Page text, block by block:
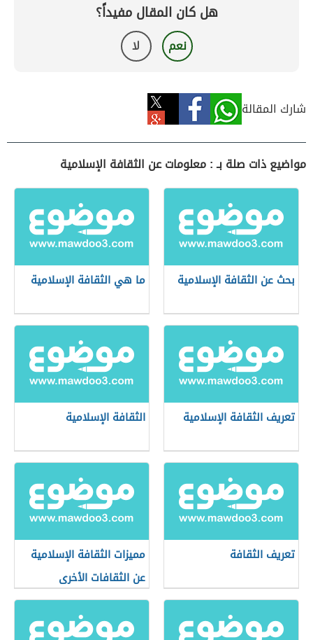
هل كان المقال مفيداً؟
نعم لا
شارك المقالة
مواضيع ذات صلة بـ : معلومات عن الثقافة الإسلامية
بحث عن الثقافة الإسلامية ما هي الثقافة الإسلامية
تعريف الثقافة الإسلامية الثقافة الإسلامية
تعريف الثقافة
مميزات الثقافة الإسلامية
عن الثقافات الأخرى